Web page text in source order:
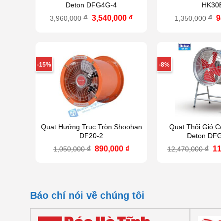
Deton DFG4G-4
3,960,000₫ Giá
3,540,000 ₫Giá
1,350,000₫
-15%
Quạt Hướng Trục Tròn Shoohan
DF20-2
1,050,000₫ Giá
890,000 ₫Giá
-8%
Quạt Thổi Gió
Deton
12,470,000₫
Báo chí nói về chúng tôi